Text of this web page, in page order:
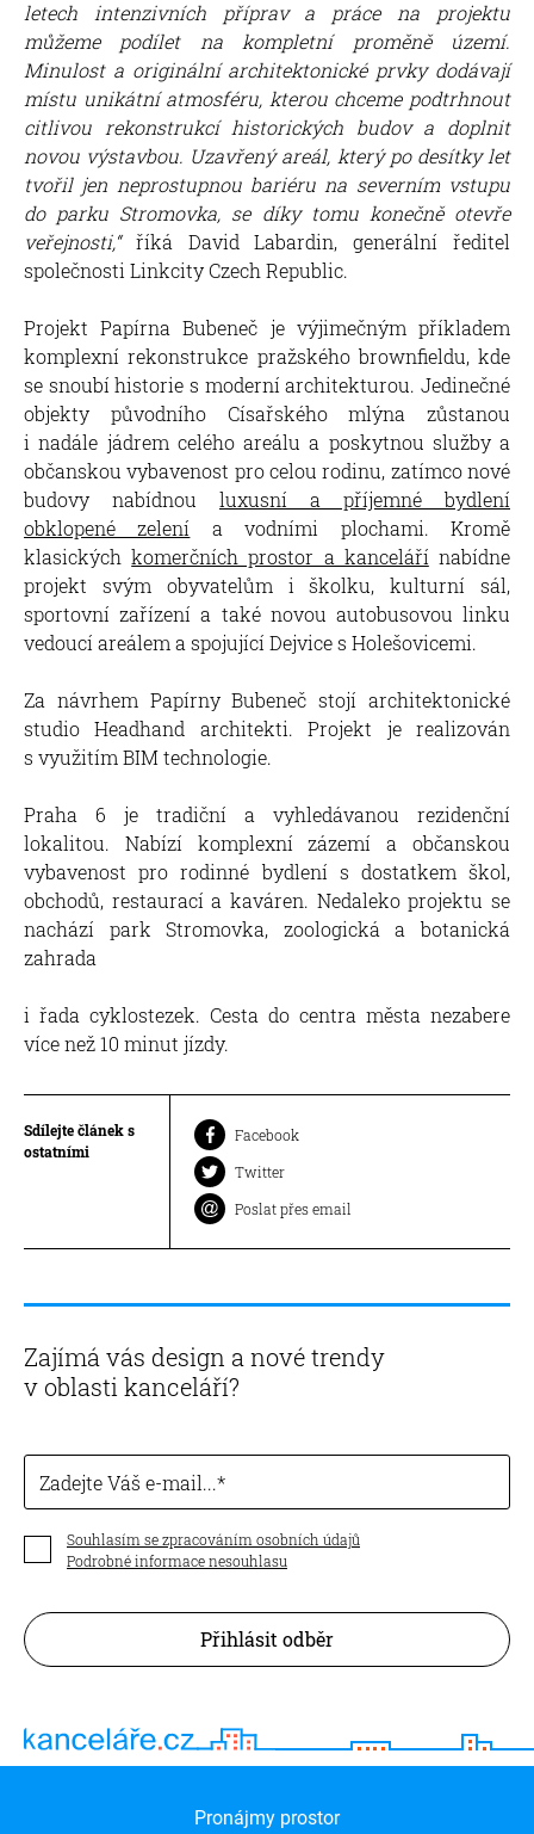
letech intenzivních příprav a práce na projektu
můžeme podílet na kompletní proměně území.
Minulost a originální architektonické prvky dodávají
místu unikátní atmosféru, kterou chceme podtrhnout
citlivou rekonstrukcí historických budov a doplnit
novou výstavbou. Uzavřený areál, který po desítky let
tvořil jen neprostupnou bariéru na severním vstupu
do parku Stromovka, se díky tomu konečně otevře
veřejnosti,“ říká David Labardin, generální ředitel
společnosti Linkcity Czech Republic.
Projekt Papírna Bubeneč je výjimečným příkladem
komplexní rekonstrukce pražského brownfieldu, kde
se snoubí historie s moderní architekturou. Jedinečné
objekty původního Císařského mlýna zůstanou
i nadále jádrem celého areálu a poskytnou služby a
občanskou vybavenost pro celou rodinu, zatímco nové
budovy nabídnou luxusní a příjemné bydlení
obklopené zelení a vodními plochami. Kromě
klasickýchkomerčních prostor a kanceláří nabídne
projekt svým obyvatelům i školku, kulturní sál,
sportovní zařízení a také novou autobusovou linku
vedoucí areálem a spojující Dejvice s Holešovicemi.
Za návrhem Papírny Bubeneč stojí architektonické
studio Headhand architekti. Projekt je realizován
s využitím BIM technologie.
Praha 6 je tradiční a vyhledávanou rezidenční
lokalitou. Nabízí komplexní zázemí a občanskou
vybavenost pro rodinné bydlení s dostatkem škol,
obchodů, restaurací a kaváren. Nedaleko projektu se
nachází park Stromovka, zoologická a botanická
zahrada
i řada cyklostezek. Cesta do centra města nezabere
více než 10 minut jízdy.
Sdílejte článek s
ostatními
Facebook
Twitter
Poslat přes email
Zajímá vás design a nové trendy
v oblasti kanceláří?
Zadejte Váš e-mail...
Souhlasím se zpracováním osobních údajů
Podrobné informace nesouhlasu
Přihlásit odběr
Pronájmy prostor